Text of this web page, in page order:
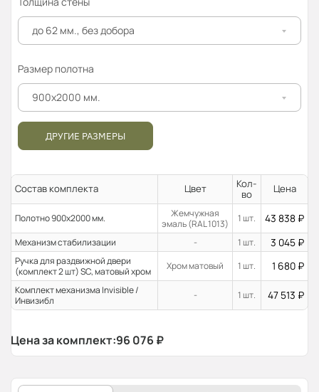
до 62 мм., без добора
Размер полотна
900x2000 мм.
ДРУГИЕ РАЗМЕРЫ
Состав комплекта Цвет
Кол-
во
Цена
Полотно 900x2000 мм.
Жемчужная
эмаль (RAL 1013)
1 шт. 43 838 ₽
Механизм стабилизации - 1 шт. 3 045 ₽
Ручка для раздвижной двери
(комплект 2 шт) SC, матовый хром
Хром матовый 1 шт. 1 680 ₽
Комплект механизма Invisible /
Инвизибл
- 1 шт. 47 513 ₽
Цена за комплект:96 076 ₽